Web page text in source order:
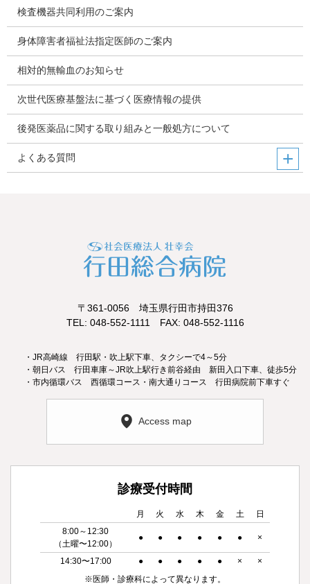
検査機器共同利用のご案内
身体障害者福祉法指定医師のご案内
相対的無輸血のお知らせ
次世代医療基盤法に基づく医療情報の提供
後発医薬品に関する取り組みと一般処方について
よくある質問
〒361-0056 埼玉県行田市持田376
TEL: 048-552-1111 FAX: 048-552-1116
・JR高崎線 行田駅・吹上駅下車、タクシーで4～5分
・朝日バス 行田車庫～JR吹上駅行き前谷経由 新田入口下車、徒歩5分
・市内循環バス 西循環コース・南大通りコース 行田病院前下車すぐ
Access map
診療受付時間
月 火 水 木 金 土
日
8:00～12:30
（土曜〜12:00）
● ● ● ● ● ● ×
14:30〜17:00 ● ● ● ● ● ×
×
※医師・診療科によって異なります。